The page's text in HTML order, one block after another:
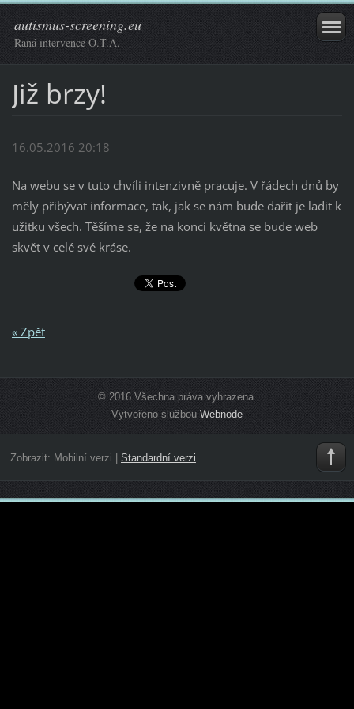
autismus-screening.eu
Raná intervence O.T.A.
Již brzy!
16.05.2016 20:18
Na webu se v tuto chvíli intenzivně pracuje. V řádech dnů by
měly přibývat informace, tak, jak se nám bude dařit je ladit k
užitku všech. Těšíme se, že na konci května se bude web
skvět v celé své kráse.
« Zpět
© 2016 Všechna práva vyhrazena.
Vytvořeno službou Webnode
Zobrazit: Mobilní verzi Standardní verzi